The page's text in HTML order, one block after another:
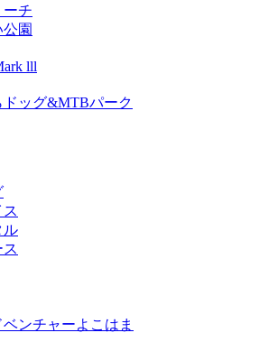
ーチ
園
lll
ッグ&MTBパーク
ル
ベンチャーよこはま